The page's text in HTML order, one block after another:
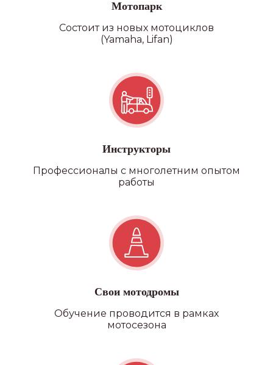
Мотопарк
Состоит из новых мотоциклов
(Yamaha, Lifan)
Инструкторы
Профессионалы с многолетним опытом
работы
Свои мотодромы
Обучение проводится в рамках
мотосезона
Категория D